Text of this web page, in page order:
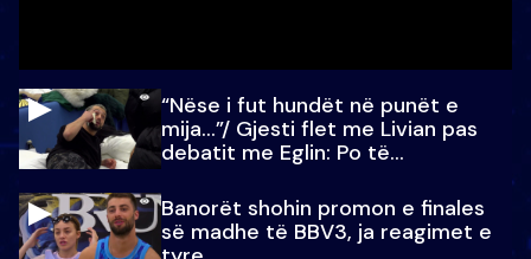
“Nëse i fut hundët në punët e
mija…”/ Gjesti flet me Livian pas
debatit me Eglin: Po të
Banorët shohin promon e finales
së madhe të BBV3, ja reagimet e